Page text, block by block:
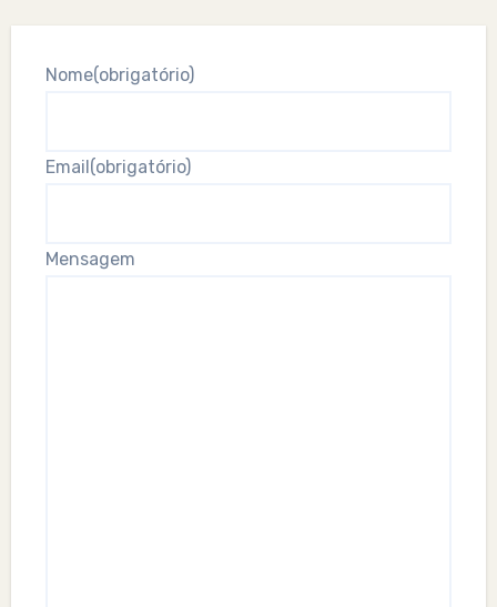
Nome(obrigatório)
Email (obrigatório)
Mensagem